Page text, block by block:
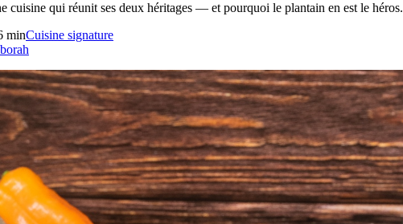
cuisine qui réunit ses deux héritages — et pourquoi le plantain en est le héros.
minCuisine signature